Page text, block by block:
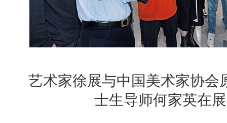
艺术家徐展与中国美术家协会
士生导师何家英在